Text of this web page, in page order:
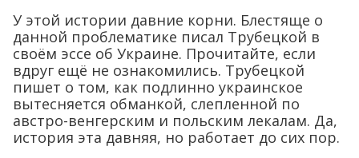
У этой истории давние корни. Блестяще о
данной проблематике писал Трубецкой в
своём эссе об Украине. Прочитайте, если
вдруг ещё не ознакомились. Трубецкой
пишет о том, как подлинно украинское
вытесняется обманкой, слепленной по
австро-венгерским и польским лекалам. Да,
история эта давняя, но работает до сих пор.